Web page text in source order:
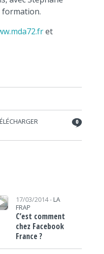
formation.
et
0
audio 17/03/2014 - LA
FRAP
C’est comment
chez Facebook
France ?